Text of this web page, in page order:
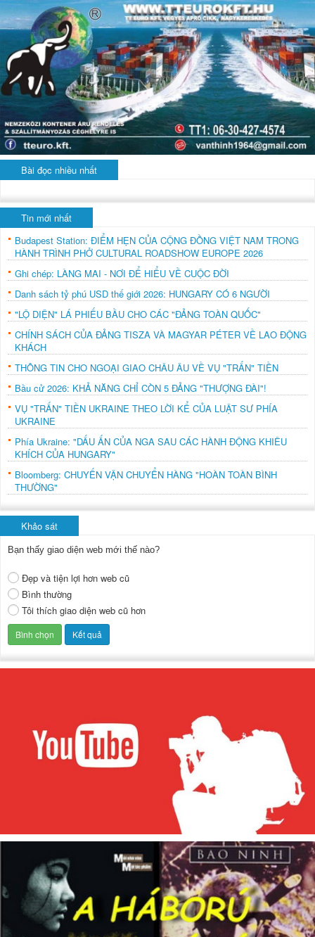
Bài đọc nhiều nhất
Tin mới nhất
Budapest Station: ĐIỂM HẸN CỦA CỘNG ĐỒNG VIỆT NAM TRONG
HÀNH TRÌNH PHỞ CULTURAL ROADSHOW EUROPE 2026
Ghi chép: LÀNG MAI - NƠI ĐỂ HIỂU VỀ CUỘC ĐỜI
Danh sách tỷ phú USD thế giới 2026: HUNGARY CÓ 6 NGƯỜI
"LỘ DIỆN" LÁ PHIẾU BẦU CHO CÁC "ĐẢNG TOÀN QUỐC"
CHÍNH SÁCH CỦA ĐẢNG TISZA VÀ MAGYAR PÉTER VỀ LAO ĐỘNG
KHÁCH
THÔNG TIN CHO NGOẠI GIAO CHÂU ÂU VỀ VỤ "TRẤN" TIỀN
Bầu cử 2026: KHẢ NĂNG CHỈ CÒN 5 ĐẢNG "THƯỢNG ĐÀI"!
VỤ "TRẤN" TIỀN UKRAINE THEO LỜI KỂ CỦA LUẬT SƯ PHÍA
UKRAINE
Phía Ukraine: "DẤU ẤN CỦA NGA SAU CÁC HÀNH ĐỘNG KHIÊU
KHÍCH CỦA HUNGARY"
Bloomberg: CHUYẾN VẬN CHUYỂN HÀNG "HOÀN TOÀN BÌNH
THƯỜNG"
Khảo sát
Bạn thấy giao diện web mới thế nào?
Đẹp và tiện lợi hơn web cũ
Bình thường
Tôi thích giao diện web cũ hơn